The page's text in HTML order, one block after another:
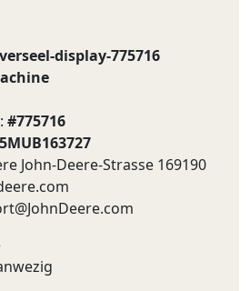
display-775716
#775716
John-Deere-Strasse 169190